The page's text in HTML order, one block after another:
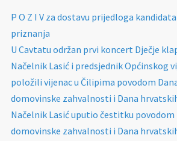
P O Z I V za dostavu prijedloga
priznanja
U Cavtatu održan prvi koncert Dječje
Načelnik Lasić i predsjednik Općinskog
položili vijenac u Čilipima povodom
domovinske zahvalnosti i Dana
Načelnik Lasić uputio čestitku povodom
domovinske zahvalnosti i Dana